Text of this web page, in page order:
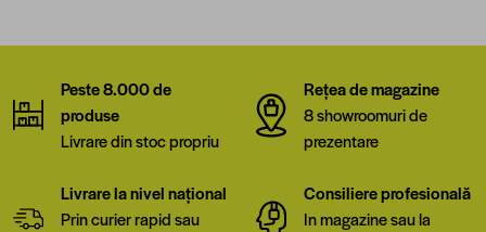
Peste 8.000 de
produse
Livrare din stoc propriu
Rețea de magazine
8 showroomuri de
prezentare
Livrare la nivel național
Prin curier rapid sau
Consiliere profesională
In magazine sau la